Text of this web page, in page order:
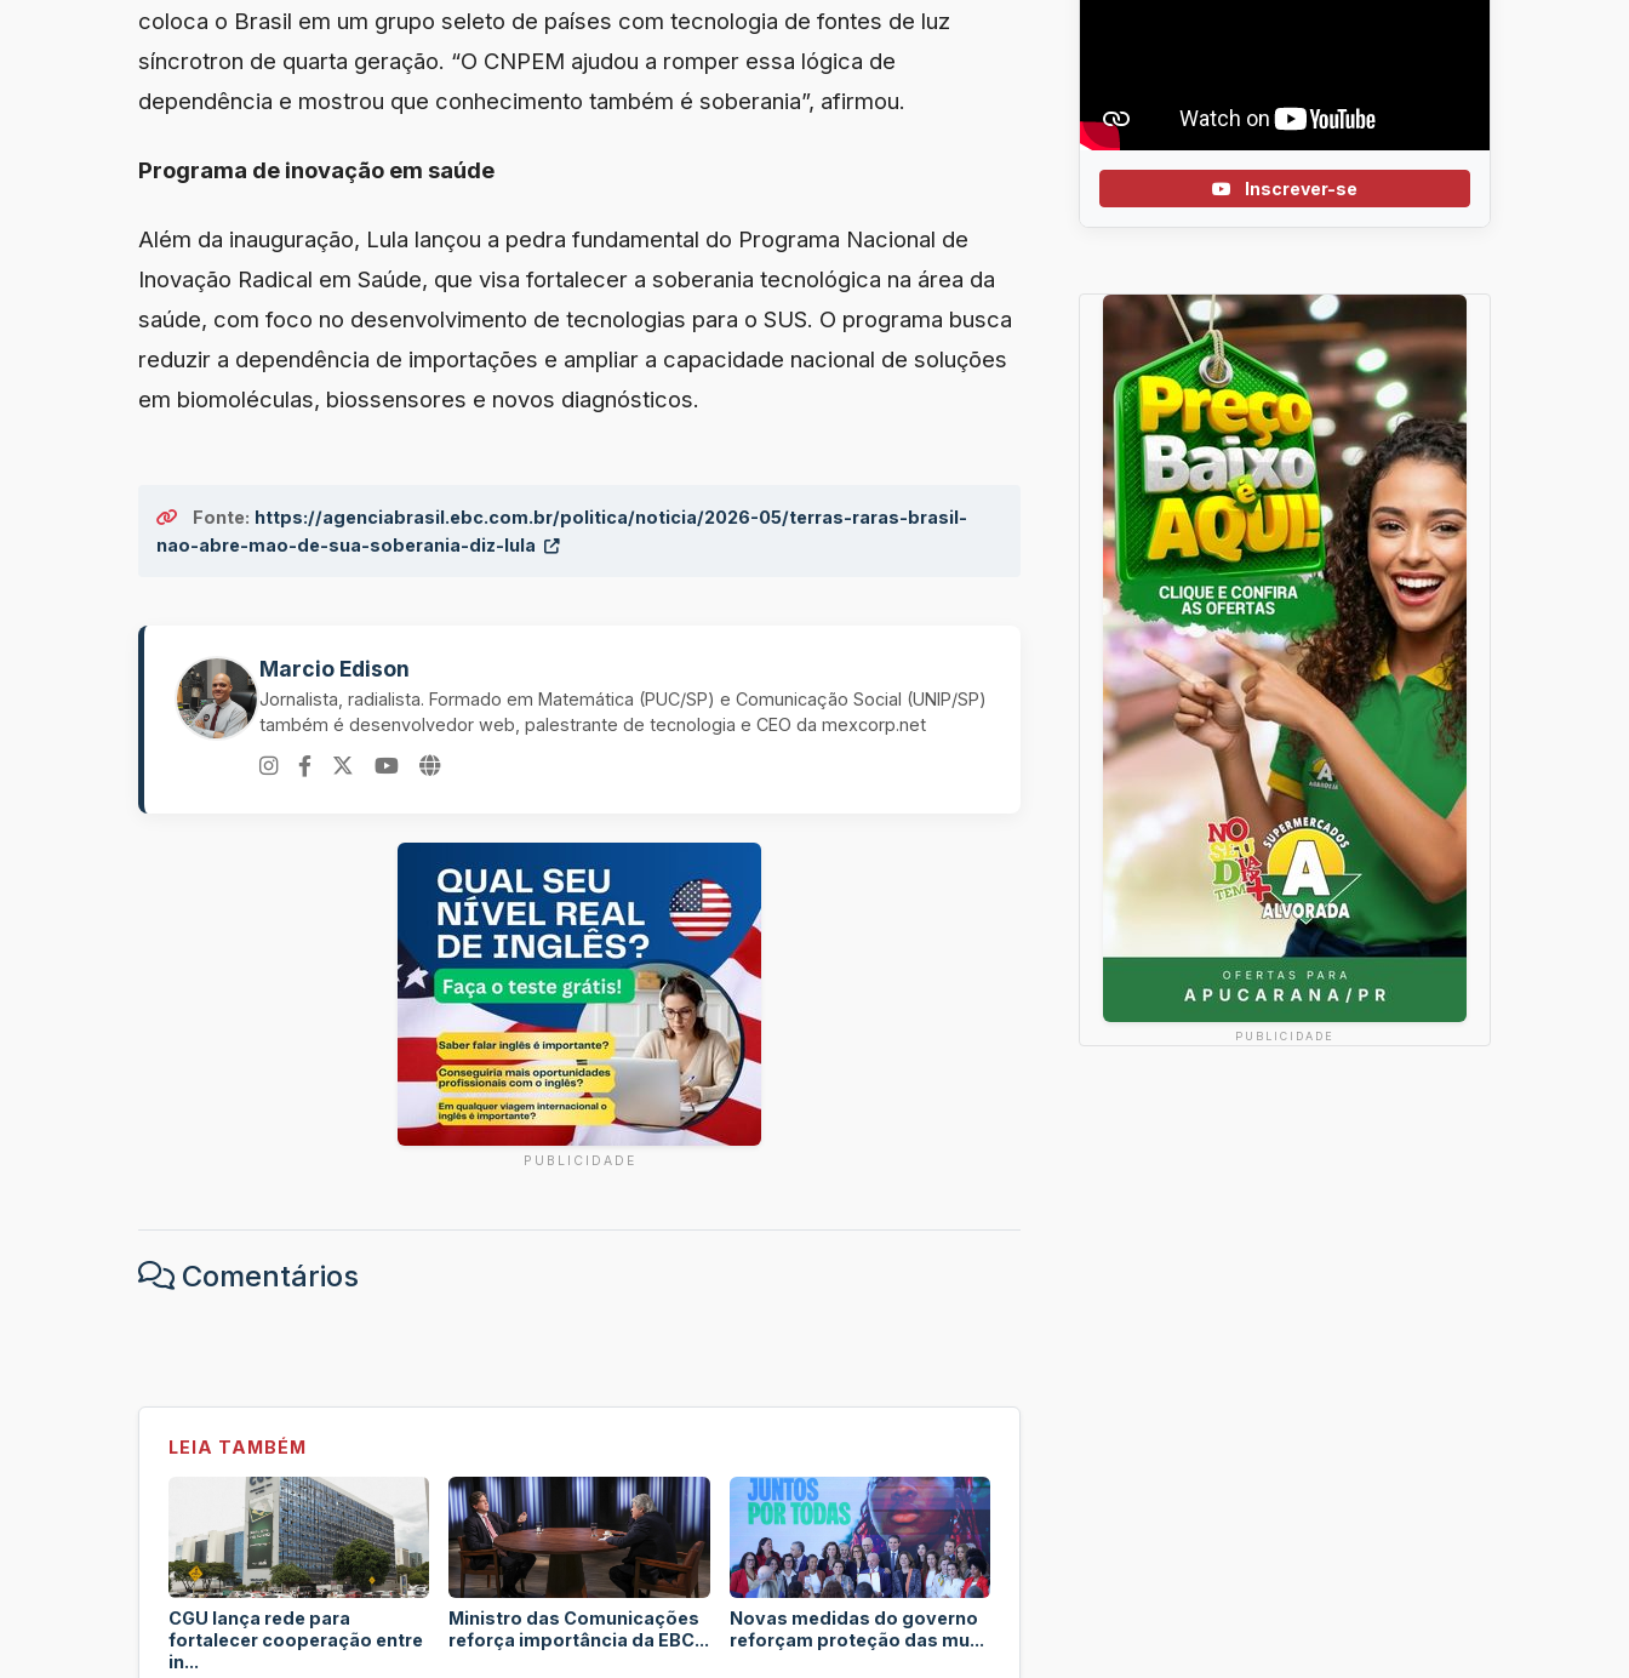
coloca o Brasil em um grupo seleto de países com tecnologia de fontes de luz
síncrotron de quarta geração. “O CNPEM ajudou a romper essa lógica de
dependência e mostrou que conhecimento também é soberania”, afirmou.
Programa de inovação em saúde
Além da inauguração, Lula lançou a pedra fundamental do Programa Nacional de
Inovação Radical em Saúde, que visa fortalecer a soberania tecnológica na área da
saúde, com foco no desenvolvimento de tecnologias para o SUS. O programa busca
reduzir a dependência de importações e ampliar a capacidade nacional de soluções
em biomoléculas, biossensores e novos diagnósticos.
Fonte: https://agenciabrasil.ebc.com.br/politica/noticia/2026-05/terras-raras-brasil-
nao-abre-mao-de-sua-soberania-diz-lula
Marcio Edison
Jornalista, radialista. Formado em Matemática (PUC/SP) e Comunicação Social (UNIP/SP)
também é desenvolvedor web, palestrante de tecnologia e CEO da mexcorp.net
PUBLICIDADE
Comentários
LEIA TAMBÉM
CGU lança rede para
fortalecer cooperação entre
in...
Ministro das Comunicações
reforça importância da EBC...
Novas medidas do governo
reforçam proteção das mu...
Inscrever-se
PUBLICIDADE